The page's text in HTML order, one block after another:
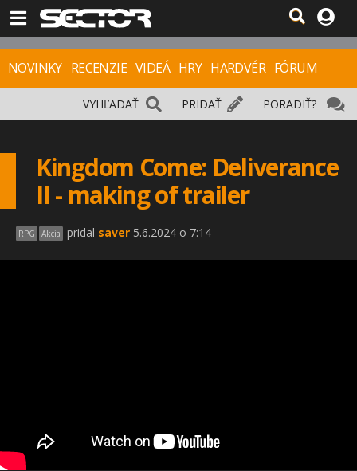
NOVINKY RECENZIE VIDEÁ HRY HARDVÉR FÓRUM
PORADIŤ?
PRIDAŤ
VYHĽADAŤ
Kingdom Come: Deliverance
II - making of trailer
RPG Akcia pridal saver 5.6.2024 o 7:14